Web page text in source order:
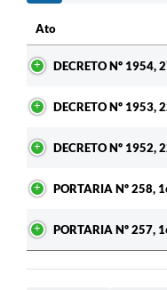
Ato
DECRETO Nº 1954,
DECRETO Nº 1953,
DECRETO Nº 1952,
PORTARIA Nº 258,
PORTARIA Nº 257,